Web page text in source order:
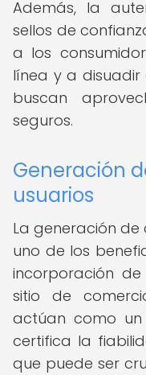
Además, la
sellos de
a los
línea y a disuadir
buscan
seguros.
Generación
usuarios
La generación de
uno de los
incorporación
sitio de
actúan como
certifica la
que puede ser